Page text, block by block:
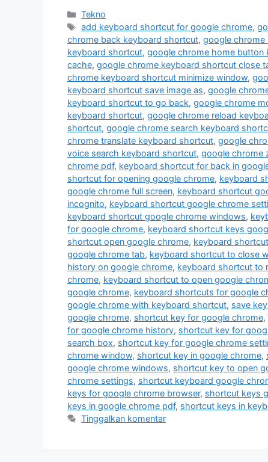
Kategori
Tekno
Tag
add keyboard shortcut for google chrome,
chrome back keyboard shortcut, google
keyboard shortcut, google chrome home button
cache, google chrome keyboard shortcut close
chrome keyboard shortcut minimize window,
keyboard shortcut save image as, google
keyboard shortcut to go back, google chrome
keyboard shortcut, google chrome reload
shortcut, google chrome search keyboard
chrome translate keyboard shortcut, google
voice search keyboard shortcut, google chrome
chrome pdf, keyboard shortcut for back in
shortcut for opening google chrome, keyboard
google chrome full screen, keyboard shortcut
incognito, keyboard shortcut google chrome
keyboard shortcut google chrome windows,
for google chrome, keyboard shortcut keys
shortcut open google chrome, keyboard
google chrome tab, keyboard shortcut to close
history on google chrome, keyboard shortcut to
chrome, keyboard shortcut to open google
google chrome, keyboard shortcuts for google
google chrome with keyboard shortcut, save
google chrome, shortcut key for google chrome,
for google chrome history, shortcut key for
search box, shortcut key for google chrome
chrome window, shortcut key in google chrome,
google chrome windows, shortcut key to open
chrome settings, shortcut keyboard google
keys for google chrome browser, shortcut keys
keys in google chrome pdf, shortcut keys in
Tinggalkan komentar